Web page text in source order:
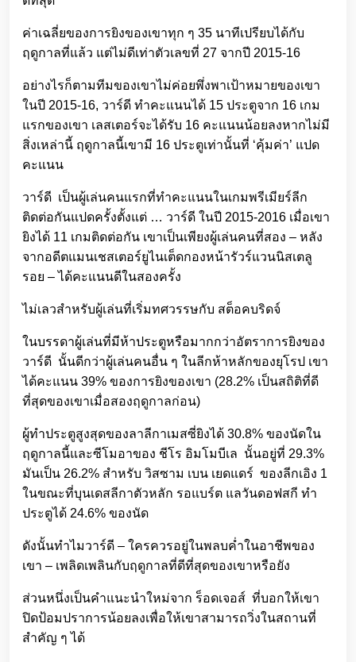
ค่าเฉลี่ยของการยิงของเขาทุก ๆ 35 นาทีเปรียบได้กับ
ฤดูกาลที่แล้ว แต่ไม่ดีเท่าตัวเลขที่ 27 จากปี 2015-16
อย่างไรก็ตามทีมของเขาไม่ค่อยพึ่งพาเป้าหมายของเขา
ในปี 2015-16, วาร์ดี ทำคะแนนได้ 15 ประตูจาก 16 เกม
แรกของเขา เลสเตอร์จะได้รับ 16 คะแนนน้อยลงหากไม่มี
สิ่งเหล่านี้ ฤดูกาลนี้เขามี 16 ประตูเท่านั้นที่ ‘คุ้มค่า’ แปด
คะแนน
วาร์ดี เป็นผู้เล่นคนแรกที่ทำคะแนนในเกมพรีเมียร์ลีก
ติดต่อกันแปดครั้งตั้งแต่ … วาร์ดี ในปี 2015-2016 เมื่อเขา
ยิงได้ 11 เกมติดต่อกัน เขาเป็นเพียงผู้เล่นคนที่สอง – หลัง
จากอดีตแมนเชสเตอร์ยูไนเต็ดกองหน้ารัวร์แวนนิสเตลู
รอย – ได้คะแนนดีในสองครั้ง
ไม่เลวสำหรับผู้เล่นที่เริ่มทศวรรษกับ สต็อคบริดจ์
ในบรรดาผู้เล่นที่มีห้าประตูหรือมากกว่าอัตราการยิงของ
วาร์ดี นั้นดีกว่าผู้เล่นคนอื่น ๆ ในลีกห้าหลักของยุโรป เขา
ได้คะแนน 39% ของการยิงของเขา (28.2% เป็นสถิติที่ดี
ที่สุดของเขาเมื่อสองฤดูกาลก่อน)
ผู้ทำประตูสูงสุดของลาลีกาเมสซี่ยิงได้ 30.8% ของนัดใน
ฤดูกาลนี้และซีโมอาของ ชีโร อิมโมบีเล นั้นอยู่ที่ 29.3%
มันเป็น 26.2% สำหรับ วิสซาม เบน เยดแดร์ ของลีกเอิง 1
ในขณะที่บุนเดสลีกาตัวหลัก รอแบร์ต แลวันดอฟสกี ทำ
ประตูได้ 24.6% ของนัด
ดังนั้นทำไมวาร์ดี – ใครควรอยู่ในพลบค่ำในอาชีพของ
เขา – เพลิดเพลินกับฤดูกาลที่ดีที่สุดของเขาหรือยัง
ส่วนหนึ่งเป็นคำแนะนำใหม่จาก ร็อดเจอส์ ที่บอกให้เขา
ปิดป้อมปราการน้อยลงเพื่อให้เขาสามารถวิ่งในสถานที่
สำคัญ ๆ ได้